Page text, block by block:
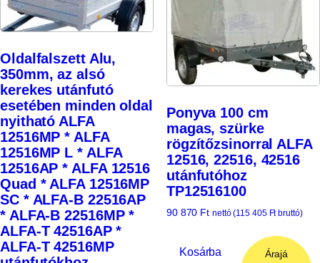
Oldalfalszett Alu,
350mm, az alsó
kerekes utánfutó
esetében minden oldal
nyitható ALFA
12516MP * ALFA
12516MP L * ALFA
12516AP * ALFA 12516
Quad * ALFA 12516MP
SC * ALFA-B 22516AP
* ALFA-B 22516MP *
ALFA-T 42516AP *
ALFA-T 42516MP
Ponyva 100 cm
magas, szürke
rögzítőzsinorral ALFA
12516, 22516, 42516
utánfutóhoz
TP12516100
90 870 Ft nettó (115 405 Ftbruttó)
Kosárba
Árajá